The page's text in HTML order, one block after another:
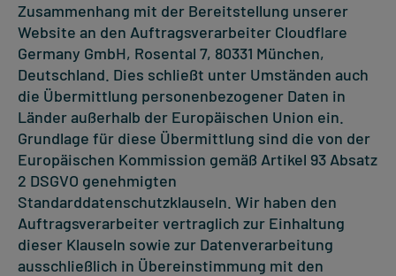
Zusammenhang mit der Bereitstellung unserer
Website an den Auftragsverarbeiter Cloudflare
Germany GmbH, Rosental 7, 80331 München,
Deutschland. Dies schließt unter Umständen auch
die Übermittlung personenbezogener Daten in
Länder außerhalb der Europäischen Union ein.
Grundlage für diese Übermittlung sind die von der
Europäischen Kommission gemäß Artikel 93 Absatz
2 DSGVO genehmigten
Standarddatenschutzklauseln. Wir haben den
Auftragsverarbeiter vertraglich zur Einhaltung
dieser Klauseln sowie zur Datenverarbeitung
ausschließlich in Übereinstimmung mit den